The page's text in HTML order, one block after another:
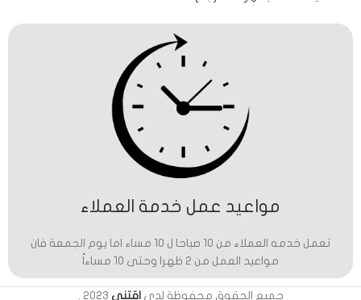
مواعيد عمل خدمة العملاء
تعمل خدمه العملاء من 10 صباحا ل 10 مساء اما يوم الجمعة فان
مواعيد العمل من 2 ظهرا وحتى 10 مساءاً
جميع الحقوق محفوظة لدى اقتني 2023